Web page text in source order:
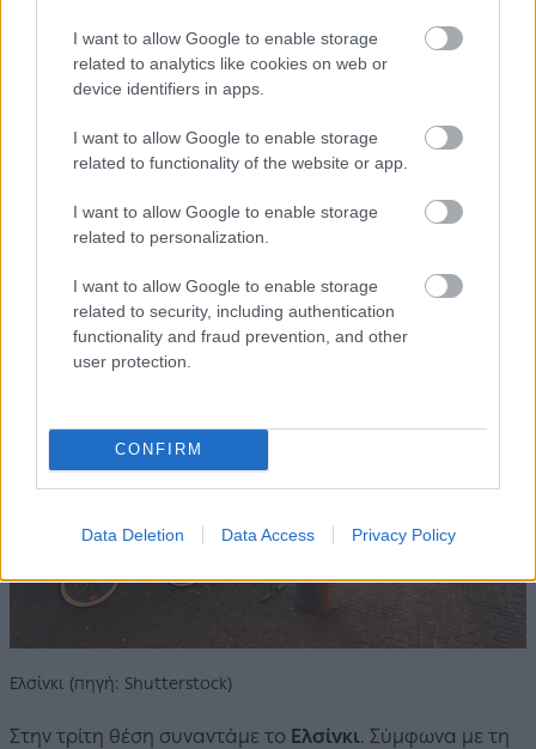
I want to allow Google to enable storage
related to analytics like cookies on web or
device identifiers in apps.
I want to allow Google to enable storage
related to functionality of the website or app.
I want to allow Google to enable storage
related to personalization.
I want to allow Google to enable storage
related to security, including authentication
functionality and fraud prevention, and other
user protection.
CONFIRM
Data Deletion Data Access Privacy Policy
Η δεύτερη θέση ανήκει στο Μόναχο, το οποίο
συγκέντρωσε βαθμολογία 78,9. Η πρωτεύουσα της
Βαυαρίας διαθέτει πολλούς ποδηλατόδρομους για να
δείτε την πόλη πάνω σε δύο ρόδες, ενώ θα βρείτε ακόμη
και ξεναγήσεις με ποδήλατο στα καλύτερα αξιοθέατα
της πόλης. Το DFDS σημειώνει ότι «τα στενά δρομάκια
του πλακόστρωτου Aldstadt είναι ιδανικά για να κάνετε
Ελσίνκι (πηγή: Shutterstock)
Στην τρίτη θέση συναντάμε το Ελσίνκι. Σύμφωνα με τη